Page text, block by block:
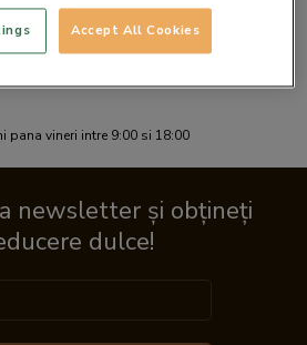
cu 200 lei
pana vineri intre 9:00 si 18:00
newsletter și obțineți
dulce!
Accept All Cookies